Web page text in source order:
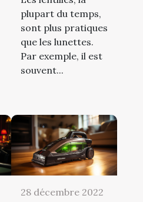
plupart du temps,
sont plus pratiques
que les lunettes.
Par exemple, il est
souvent...
28 décembre 2022